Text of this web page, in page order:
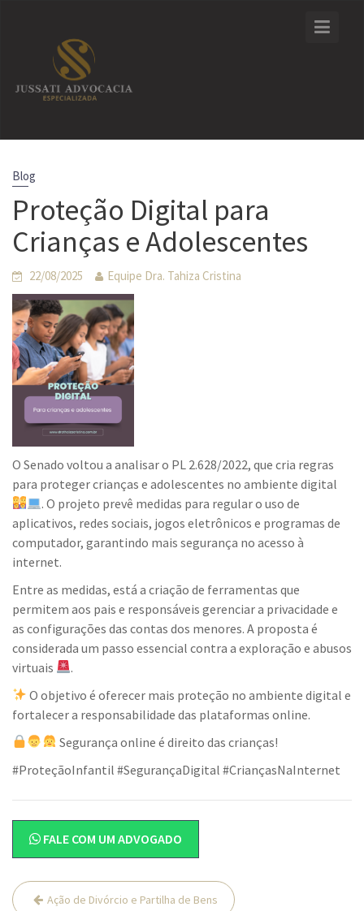
Blog
Proteção Digital para
Crianças e Adolescentes
22/08/2025 Equipe Dra. Tahiza Cristina
O Senado voltou a analisar o PL 2.628/2022, que cria regras
para proteger crianças e adolescentes no ambiente digital
. O projeto prevê medidas para regular o uso de
aplicativos, redes sociais, jogos eletrônicos e programas de
computador, garantindo mais segurança no acesso à
internet.
Entre as medidas, está a criação de ferramentas que
permitem aos pais e responsáveis gerenciar a privacidade e
as configurações das contas dos menores. A proposta é
considerada um passo essencial contra a exploração e abusos
virtuais
.
O objetivo é oferecer mais proteção no ambiente digital e
fortalecer a responsabilidade das plataformas online.
Segurança online é direito das crianças!
#ProteçãoInfantil #SegurançaDigital #CriançasNaInternet
FALE COM UM ADVOGADO
Navegação
Ação de Divórcio e Partilha de Bens